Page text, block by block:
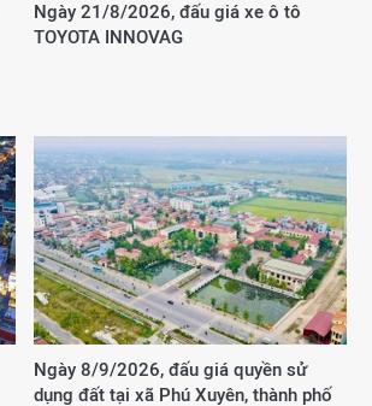
Ngày 21/8/2026, đấu giá xe ô tô
TOYOTA INNOVAG
Ngày 8/9/2026, đấu giá quyền sử
dụng đất tại xã Phú Xuyên, thành phố